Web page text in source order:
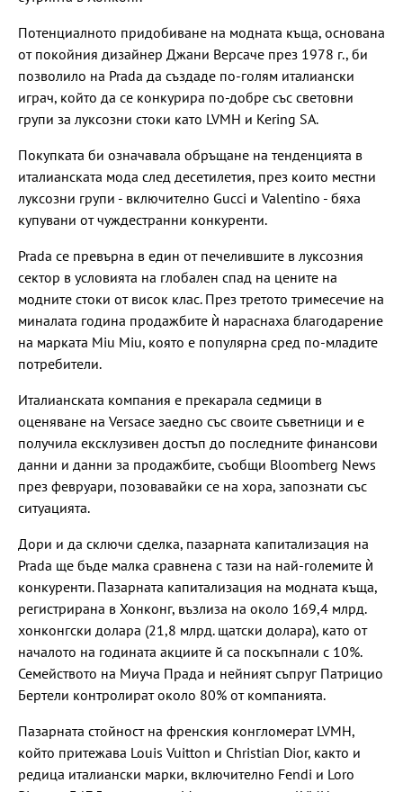
Потенциалното придобиване на модната къща, основана
от покойния дизайнер Джани Версаче през 1978 г., би
позволило на Prada да създаде по-голям италиански
играч, който да се конкурира по-добре със световни
групи за луксозни стоки като LVMH и Kering SA.
Покупката би означавала обръщане на тенденцията в
италианската мода след десетилетия, през които местни
луксозни групи - включително Gucci и Valentino - бяха
купувани от чуждестранни конкуренти.
Prada се превърна в един от печелившите в луксозния
сектор в условията на глобален спад на цените на
модните стоки от висок клас. През третото тримесечие на
миналата година продажбите ѝ нараснаха благодарение
на марката Miu Miu, която е популярна сред по-младите
потребители.
Италианската компания е прекарала седмици в
оценяване на Versace заедно със своите съветници и е
получила ексклузивен достъп до последните финансови
данни и данни за продажбите, съобщи Bloomberg News
през февруари, позовавайки се на хора, запознати със
ситуацията.
Дори и да сключи сделка, пазарната капитализация на
Prada ще бъде малка сравнена с тази на най-големите ѝ
конкуренти. Пазарната капитализация на модната къща,
регистрирана в Хонконг, възлиза на около 169,4 млрд.
хонконгски долара (21,8 млрд. щатски долара), като от
началото на годината акциите й са поскъпнали с 10%.
Семейството на Миуча Прада и нейният съпруг Патрицио
Бертели контролират около 80% от компанията.
Пазарната стойност на френския конгломерат LVMH,
който притежава Louis Vuitton и Christian Dior, както и
редица италиански марки, включително Fendi и Loro